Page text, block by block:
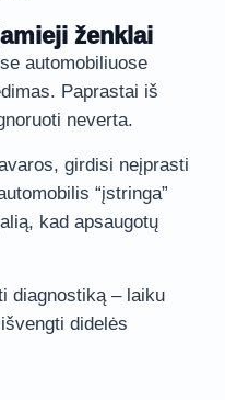
ženklai
automobiliuose
Paprastai iš
neverta.
girdisi neįprasti
“įstringa”
kad apsaugotų
diagnostiką – laiku
didelės